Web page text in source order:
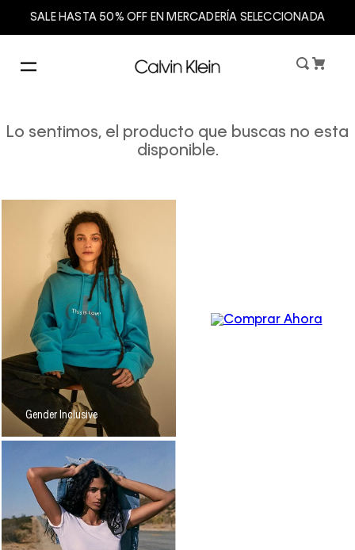
SALE HASTA 50% OFF EN MERCADERÍA SELECCIONADA
Lo sentimos, el producto que buscas no esta
disponible.
Gender Inclusive